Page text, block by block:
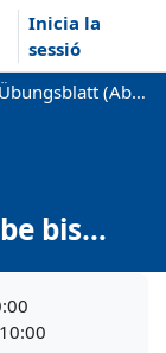
Inicia la
sessió
9.Übungsblatt (Abgabe bis 18.01.2021)
bis